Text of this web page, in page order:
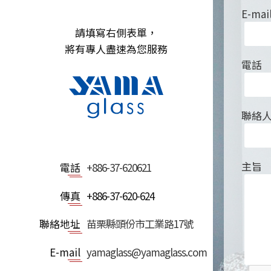
請填寫右側表單，
將有專人盡速為您服務
電話 +886-37-620621
傳真 +886-37-620-624
聯絡地址 苗栗縣頭份市工業路17號
E-mail yamaglass@yamaglass.com
E-
電話
聯絡
主旨